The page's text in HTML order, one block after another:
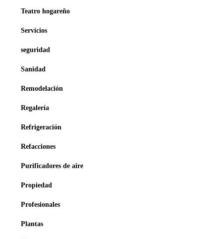
Teatro hogareño
Servicios
seguridad
Sanidad
Remodelación
Regalería
Refrigeración
Refacciones
Purificadores de aire
Propiedad
Profesionales
Plantas